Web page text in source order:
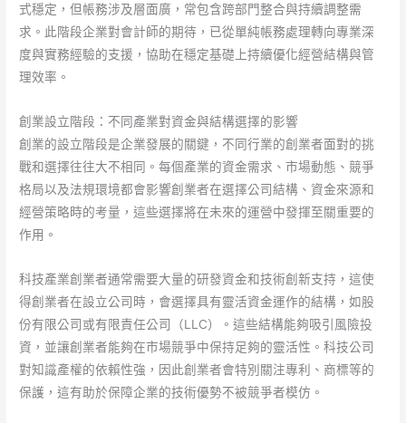
式穩定，但帳務涉及層面廣，常包含跨部門整合與持續調整需
求。此階段企業對會計師的期待，已從單純帳務處理轉向專業深
度與實務經驗的支援，協助在穩定基礎上持續優化經營結構與管
理效率。
創業設立階段：不同產業對資金與結構選擇的影響
創業的設立階段是企業發展的關鍵，不同行業的創業者面對的挑
戰和選擇往往大不相同。每個產業的資金需求、市場動態、競爭
格局以及法規環境都會影響創業者在選擇公司結構、資金來源和
經營策略時的考量，這些選擇將在未來的運營中發揮至關重要的
作用。
科技產業創業者通常需要大量的研發資金和技術創新支持，這使
得創業者在設立公司時，會選擇具有靈活資金運作的結構，如股
份有限公司或有限責任公司（LLC）。這些結構能夠吸引風險投
資，並讓創業者能夠在市場競爭中保持足夠的靈活性。科技公司
對知識產權的依賴性強，因此創業者會特別關注專利、商標等的
保護，這有助於保障企業的技術優勢不被競爭者模仿。